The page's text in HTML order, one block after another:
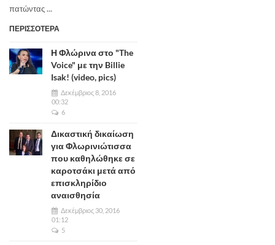
πατώντας ...
ΠΕΡΙΣΣΟΤΕΡΑ
Η Φλώρινα στο "The
Voice" με την Billie
Isak! (video, pics)
Δεκέμβριος 8, 2016
00:32
6
Δικαστική δικαίωση
για Φλωρινιώτισσα
που καθηλώθηκε σε
καροτσάκι μετά από
επισκληρίδιο
αναισθησία
Δεκέμβριος 30, 2016
01:12
5